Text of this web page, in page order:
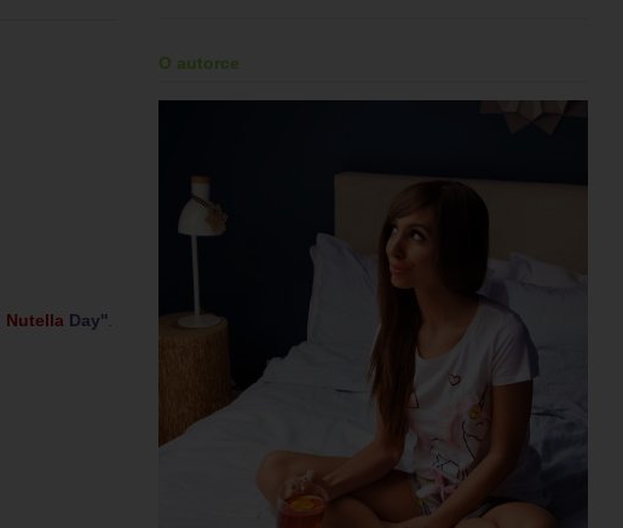
Nutella Day''
O autorce